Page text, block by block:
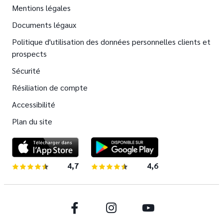
Mentions légales
Documents légaux
Politique d'utilisation des données personnelles clients et
prospects
Sécurité
Résiliation de compte
Accessibilité
Plan du site
4,7 sur 5 étoiles 4,6sur 5 étoiles
Facebook Instagram Youtube